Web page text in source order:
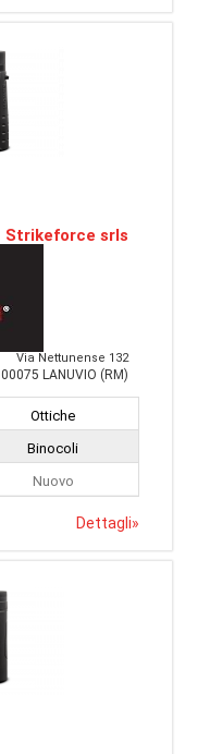
Strikeforce srls
Via Nettunense 132
00075 LANUVIO (RM)
Ottiche
Binocoli
Nuovo
Dettagli»